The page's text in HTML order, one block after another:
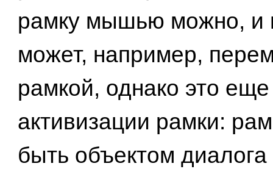
рамку мышью можно, и
может, например,
рамкой, однако это еще
активизации рамки:
быть объектом диалога